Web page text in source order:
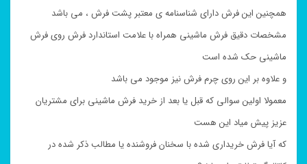
همچنین این فرش دارای شناسنامه ی معتبر پشت فرش ، می باشد
مشخصات دقیق فرش ماشینی همراه با علامت استاندارد فرش روی فرش
ماشینی حک شده است
و علاوه بر این روی چرم فرش نیز موجود می باشد
معمولا اولین سوالی که قبل یا بعد از خرید فرش ماشینی برای مشتریان
عزیز پیش میاد این هست
که آیا فرش خریداری شده با سخنان فروشنده یا مطالب ذکر شده در